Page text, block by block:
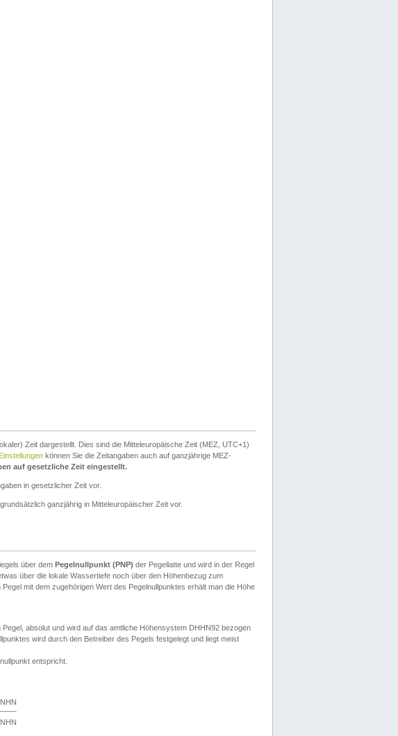
Zeit dargestellt. Dies sind die Mitteleuropäische Zeit (MEZ, UTC+1)
Einstellungen können Sie die Zeitangaben auch auf ganzjährige MEZ-
auf gesetzliche Zeit eingestellt.
in gesetzlicher Zeit vor.
ganzjährig in Mitteleuropäischer Zeit vor.
über dem Pegelnullpunkt (PNP) der Pegellatte und wird in der Regel
über die lokale Wassertiefe noch über den Höhenbezug zum
mit dem zugehörigen Wert des Pegelnullpunktes erhält man die Höhe
absolut und wird auf das amtliche Höhensystem DHHN92 bezogen
wird durch den Betreiber des Pegels festgelegt und liegt meist
entspricht.